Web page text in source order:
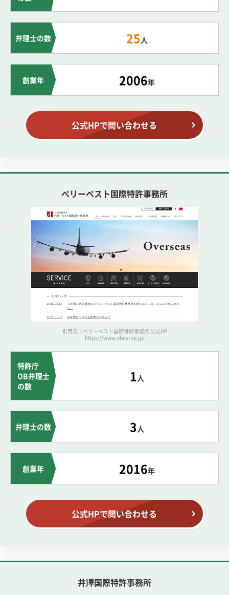
弁理士の数 25人
創業年 2006年
公式HPで問い合わせる
ベリーベスト国際特許事務所
引用元：ベリーベスト国際特許事務所 公式HP
https://www.vbest-ip.jp/
特許庁
OB弁理士
の数
1人
弁理士の数 3人
創業年 2016年
公式HPで問い合わせる
井澤国際特許事務所